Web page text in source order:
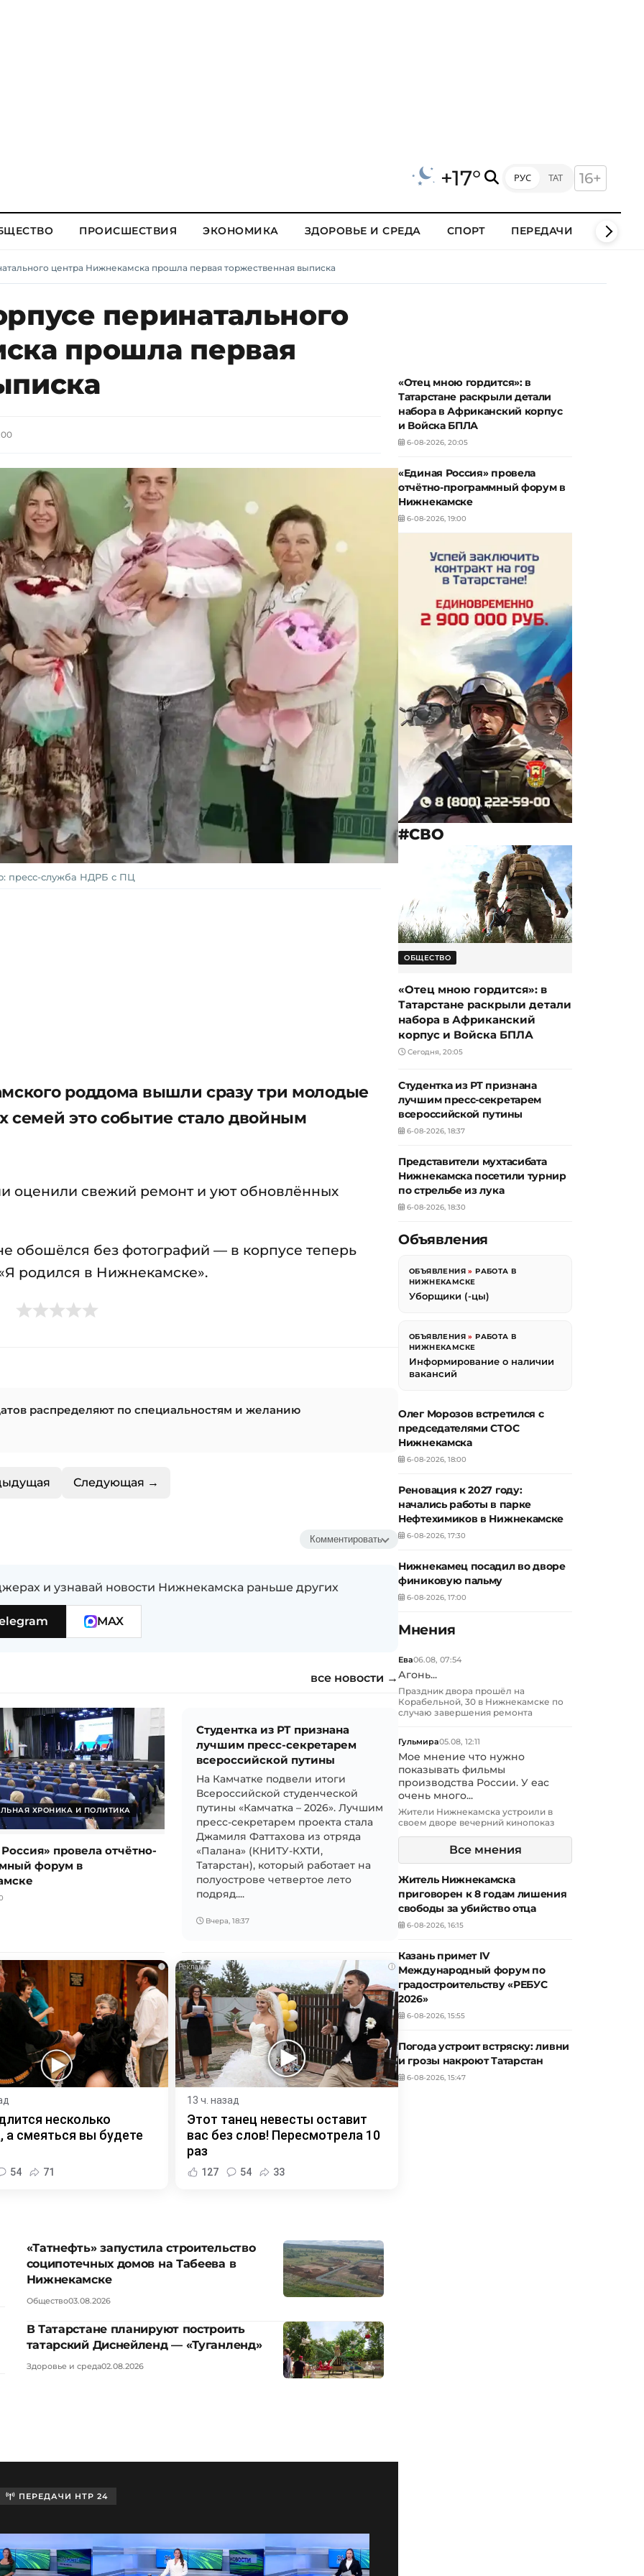
+17° РУС ТАТ 16+
ПРОИСШЕСТВИЯ ЭКОНОМИКА ЗДОРОВЬЕ И СРЕДА СПОРТ ПЕРЕДАЧИ КЛИПЫ
центра Нижнекамска прошла первая торжественная выписка
перинатального
прошла первая
пресс-служба НДРБ с ПЦ
роддома вышли сразу три молодые
это событие стало двойным
оценили свежий ремонт и уют обновлённых
обошёлся без фотографий — в корпусе теперь
родился в Нижнекамске».
распределяют по специальностям и желанию
Следующая →
Комментировать
и узнавай новости Нижнекамска раньше других
MAX
все новости →
ХРОНИКА И ПОЛИТИКА
провела отчётно-
форум в
Студентка из РТ признана
лучшим пресс-секретарем
всероссийской путины
На Камчатке подвели итоги
Всероссийской студенческой
путины «Камчатка – 2026». Лучшим
пресс-секретарем проекта стала
Джамиля Фаттахова из отряда
«Палана» (КНИТУ-КХТИ,
Татарстан), который работает на
полуострове четвертое лето
подряд....
Вчера, 18:37
i
несколько
а смеяться вы будете
54 71
i
13 ч. назад
Этот танец невесты оставит
вас без слов! Пересмотрела 10
раз
127 54 33
«Татнефть» запустила строительство
соципотечных домов на Табеева в
Нижнекамске
Общество03.08.2026
В Татарстане планируют построить
татарский Диснейленд — «Туганленд»
Здоровье и среда02.08.2026
ПЕРЕДАЧИ НТР 24
«Отец мною гордится»: в
Татарстане раскрыли детали
набора в Африканский корпус
и Войска БПЛА
6-08-2026, 20:05
«Единая Россия» провела
отчётно-программный форум в
Нижнекамске
6-08-2026, 19:00
#СВО
ОБЩЕСТВО
«Отец мною гордится»: в
Татарстане раскрыли детали
набора в Африканский
корпус и Войска БПЛА
Сегодня, 20:05
Студентка из РТ признана
лучшим пресс-секретарем
всероссийской путины
6-08-2026, 18:37
Представители мухтасибата
Нижнекамска посетили турнир
по стрельбе из лука
6-08-2026, 18:30
Объявления
ОБЪЯВЛЕНИЯ »РАБОТА В
НИЖНЕКАМСКЕ
Уборщики (-цы)
ОБЪЯВЛЕНИЯ »РАБОТА В
НИЖНЕКАМСКЕ
Информирование о наличии
вакансий
Олег Морозов встретился с
председателями СТОС
Нижнекамска
6-08-2026, 18:00
Реновация к 2027 году:
начались работы в парке
Нефтехимиков в Нижнекамске
6-08-2026, 17:30
Нижнекамец посадил во дворе
финиковую пальму
6-08-2026, 17:00
Мнения
Ева06.08, 07:54
Агонь...
Праздник двора прошёл на
Корабельной, 30 в Нижнекамске по
случаю завершения ремонта
Гульмира05.08, 12:11
Мое мнение что нужно
показывать фильмы
производства России. У еас
очень много...
Жители Нижнекамска устроили в
своем дворе вечерний кинопоказ
Все мнения
Житель Нижнекамска
приговорен к 8 годам лишения
свободы за убийство отца
6-08-2026, 16:15
Казань примет IV
Международный форум по
градостроительству «РЕБУС
2026»
6-08-2026, 15:55
Погода устроит встряску: ливни
и грозы накроют Татарстан
6-08-2026, 15:47